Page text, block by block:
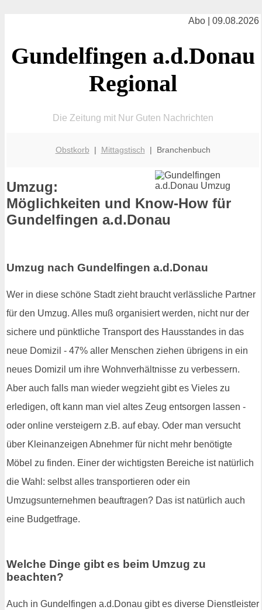
Abo | 09.08.2026
Gundelfingen a.d.Donau
Regional
Die Zeitung mit Nur Guten Nachrichten
Obstkorb | Mittagstisch | Branchenbuch
Umzug:
Möglichkeiten und Know-How für
Gundelfingen a.d.Donau
Umzug nach Gundelfingen a.d.Donau
Wer in diese schöne Stadt zieht braucht verlässliche Partner
für den Umzug. Alles muß organisiert werden, nicht nur der
sichere und pünktliche Transport des Hausstandes in das
neue Domizil - 47% aller Menschen ziehen übrigens in ein
neues Domizil um ihre Wohnverhältnisse zu verbessern.
Aber auch falls man wieder wegzieht gibt es Vieles zu
erledigen, oft kann man viel altes Zeug entsorgen lassen -
oder online versteigern z.B. auf ebay. Oder man versucht
über Kleinanzeigen Abnehmer für nicht mehr benötigte
Möbel zu finden. Einer der wichtigsten Bereiche ist natürlich
die Wahl: selbst alles transportieren oder ein
Umzugsunternehmen beauftragen? Das ist natürlich auch
eine Budgetfrage.
Welche Dinge gibt es beim Umzug zu
beachten?
Auch in Gundelfingen a.d.Donau gibt es diverse Dienstleister